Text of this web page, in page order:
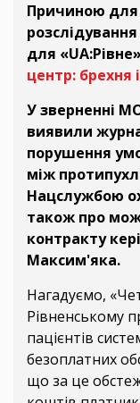
Причиною для
для «UA:Рівне»
центр: брехня
У зверненні
виявили
порушення
між
Нацслужбою
також про
контракту
Максим'яка.
Нагадуємо,
Рівненському
пацієнтів
безоплатних
що за це